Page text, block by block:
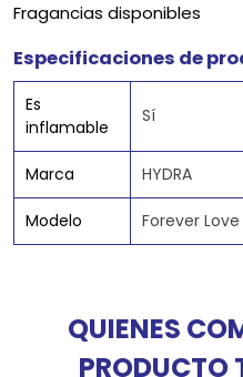
Fragancias disponibles
Especificaciones de
Es
inflamable
Sí
Marca HYDRA
Modelo Forever Love
QUIENES
PRODUCTO